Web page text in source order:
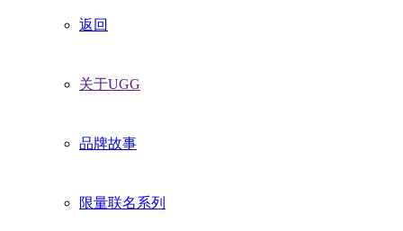
返回
关于UGG
品牌故事
限量联名系列